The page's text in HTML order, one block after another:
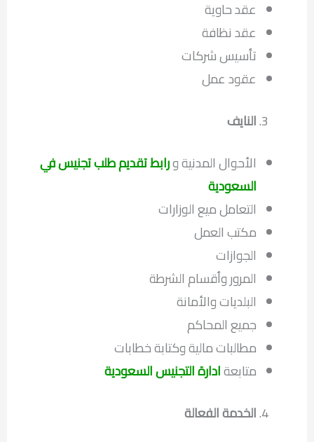
عقد حاوية
عقد نظافة
تأسيس شركات
عقود عمل
النايف
الأحوال المدنية ورابط تقديم طلب تجنيس في
السعودية
التعامل ميع الوزارات
مكتب العمل
الجوازات
المرور وأقسام الشرطة
البلديات والأمانة
جميع المحاكم
مطالبات مالية وكتابة خطابات
متابعةادارة التجنيس السعودية
الخدمة الفعالة